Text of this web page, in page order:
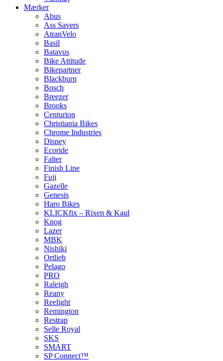
Mærker
Abus
Ass Savers
AtranVelo
Basil
Batavus
Bike Attitude
Bikepartner
Blackburn
Bosch
Breezer
Brooks
Centurion
Christiania Bikes
Chrome Industries
Disney
Ecoride
Falter
Finish Line
Fuji
Gazelle
Genesis
Haro Bikes
KLICKfix – Rixen & Kaul
Knog
Lazer
MBK
Nishiki
Ortlieb
Pelago
PRO
Raleigh
Reany
Reelight
Remington
Restrap
Selle Royal
SKS
SMART
SP Connect™